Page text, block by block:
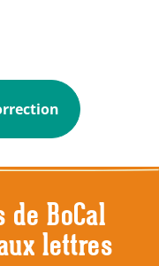
BoCal
lettres